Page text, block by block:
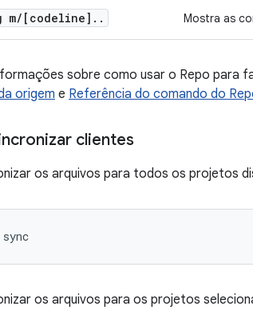
m/ [codeline] . . Mostra as
sobre como usar o Repo para
origem e Referência do comando do
clientes
os arquivos para todos os projetos
os arquivos para os projetos